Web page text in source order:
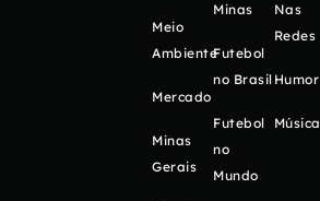
Meio
Ambiente
Mercado
Minas
Gerais
Minas
Futebol
no Brasil
Futebol
no
Mundo
Nas
Redes
Humor
Música